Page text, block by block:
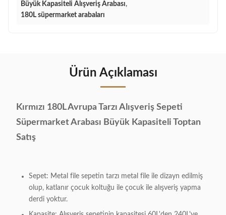
Büyük Kapasiteli Alışveriş Arabası,
180L süpermarket arabaları
Ürün Açıklaması
Kırmızı 180L Avrupa Tarzı Alışveriş Sepeti
Süpermarket Arabası Büyük Kapasiteli Toptan
Satış
Sepet: Metal file sepetin tarzı metal file ile dizayn edilmiş
olup, katlanır çocuk koltuğu ile çocuk ile alışveriş yapma
derdi yoktur.